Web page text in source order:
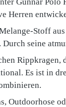
Herren
Stoff
Durch seine
Rippkragen,
Es ist in
Outdoorhose